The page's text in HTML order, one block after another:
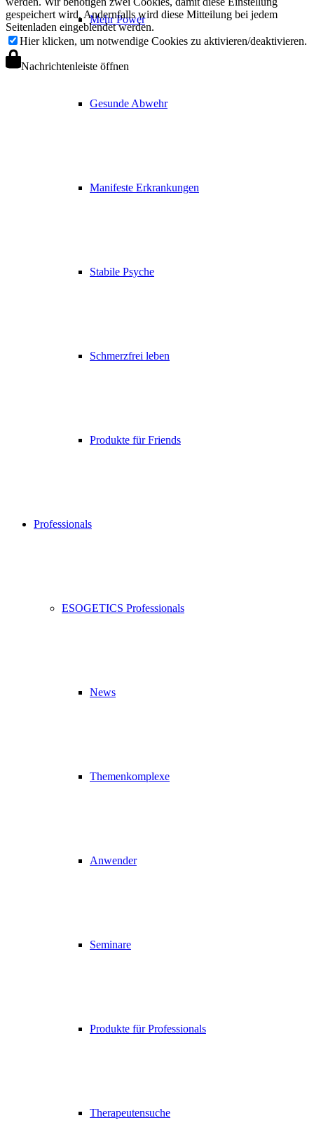
Mehr Power
Gesunde Abwehr
Manifeste Erkrankungen
Stabile Psyche
Schmerzfrei leben
Produkte für Friends
Professionals
ESOGETICS Professionals
News
Themenkomplexe
Anwender
Seminare
Produkte für Professionals
Therapeutensuche
gespeichert wird. Andernfalls wird diese Mitteilung bei jedem
Seitenladen eingeblendet werden.
Hier klicken, um notwendige Cookies zu aktivieren/deaktivieren.
Nachrichtenleiste öffnen